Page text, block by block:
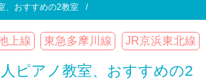
、おすすめの2教室
JR京浜東北線
東急多摩川線
上線
ピアノ教室、おすすめの2